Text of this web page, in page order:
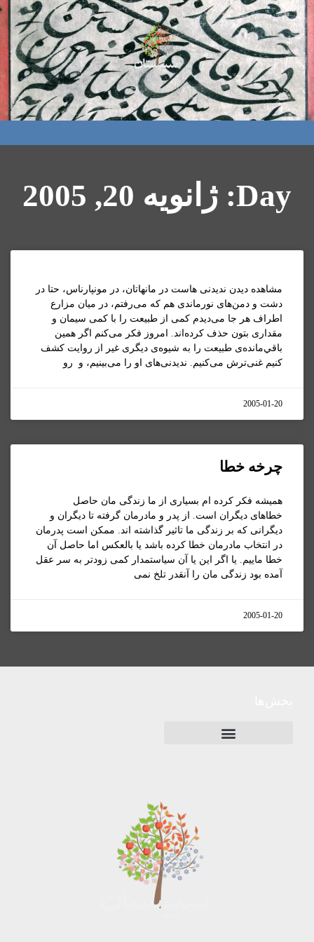
Day: ژانویه 20, 2005
مشاهده ديدن نديدنی هاست در مانهاتان، در مونپارناس، حتا در
دشت و دمن‌های نورماندی هم که می‌رفتم، در ميان مزارع
اطراف هر جا می‌ديدم کمی از طبيعت را با کمی سيمان و
مقداری بتون حذف کرده‌اند. امروز فکر می‌کنم اگر همين
باقي‌مانده‌ی طبيعت را به شيوه‌ی ديگری غير از روايت کشف
کنيم غنی‌ترش می‌کنيم. نديدنی‌‌های او را می‌بينيم، و رو
2005-01-20
چرخه خطا
هميشه فکر کرده ام بسياری از ما زندگی مان حاصل
خطاهای ديگران است. از پدر و مادرمان گرفته تا ديگران و
ديگرانی که بر زندگی ما تاثير گذاشته اند. ممکن است پدرمان
در انتخاب مادرمان خطا کرده باشد يا بالعکس اما حاصل آن
خطا ماييم. يا اگر اين يا آن سياستمدار کمی زودتر به سر عقل
آمده بود زندگی مان را آنقدر تلخ نمی
2005-01-20